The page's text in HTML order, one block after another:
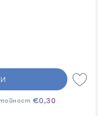
€0,30